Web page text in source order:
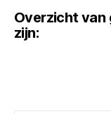
Overzicht van
zijn: